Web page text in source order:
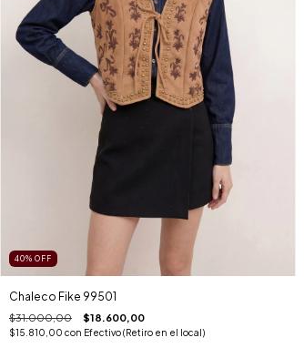
40% OFF
Chaleco Fike 99501
$31.000,00 $18.600,00
$15.810,00 con Efectivo (Retiro en el local)